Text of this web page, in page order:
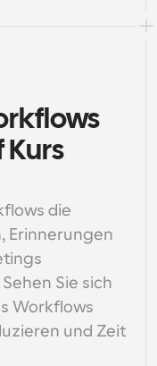
Kurs
die
Erinnerungen
Sie sich
Workflows
und Zeit